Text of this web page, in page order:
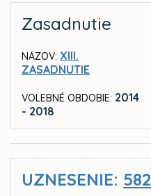
Zasadnutie
NÁZOV: XIII.
ZASADNUTIE
VOLEBNÉ OBDOBIE: 2014
- 2018
UZNESENIE: 582